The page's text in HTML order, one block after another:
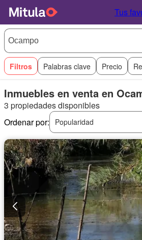
Tus
Filtros Palabras clave Precio
Inmuebles en venta en
3 propiedades disponibles
Ordenar por:
Popularidad